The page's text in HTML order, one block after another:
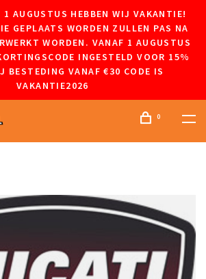
AUGUSTUS HEBBEN WIJ VAKANTIE!
GEPLAATS WORDEN ZULLEN PAS NA
WORDEN. VANAF 1 AUGUSTUS
INGESTELD VOOR 15%
BESTEDING VANAF €30 CODE IS
VAKANTIE2026
0